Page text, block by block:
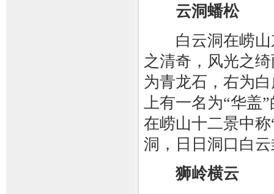
云洞蟠松
白云洞在崂山
之清奇，风光之
为青龙石，右为
上有一名为“华盖
在崂山十二景中
洞，日日洞口白
狮岭横云